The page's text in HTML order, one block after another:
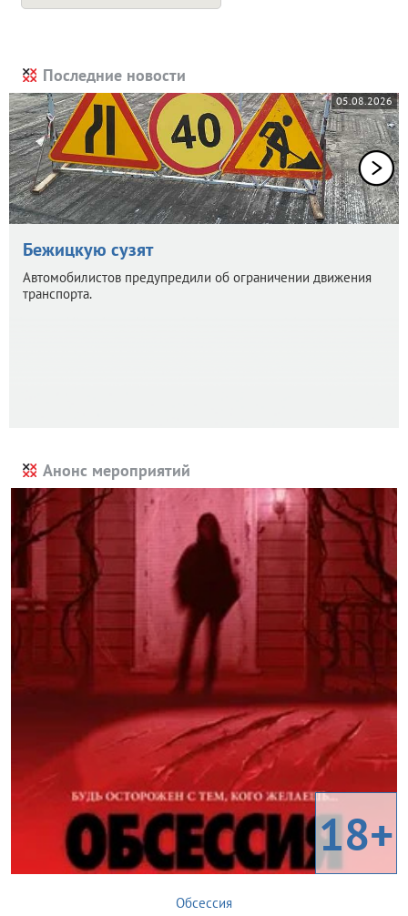
Последние новости
05.08.2026
Бежицкую сузят
Автомобилистов предупредили об ограничении движения
транспорта.
Анонс мероприятий
18+
Обсессия